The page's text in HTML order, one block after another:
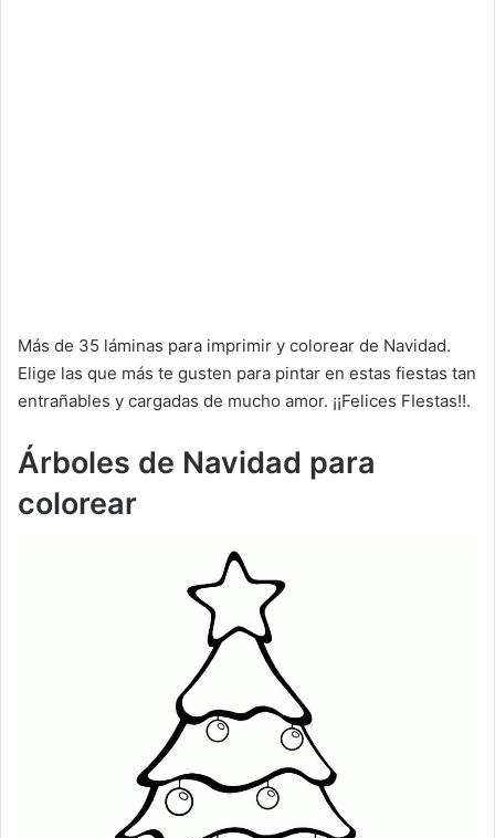
Más de 35 láminas para imprimir y colorear de Navidad.
Elige las que más te gusten para pintar en estas fiestas tan
entrañables y cargadas de mucho amor. ¡¡Felices FIestas!!.
Árboles de Navidad para
colorear